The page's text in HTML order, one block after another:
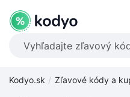
Kodyo.sk Zľavové kódy a